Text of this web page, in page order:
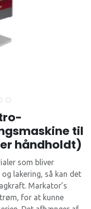
til
håndholdt)
som bliver
lakering, så kan det
Markator’s
for at kunne